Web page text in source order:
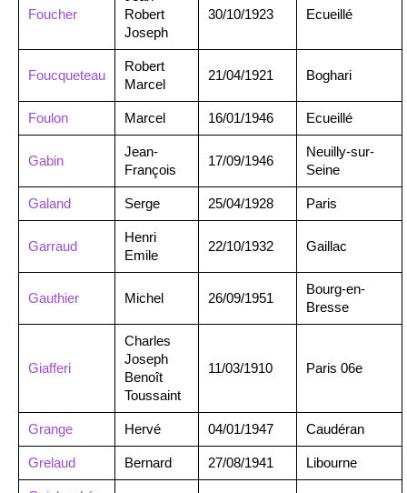
Foucher
Robert
Joseph
30/10/1923 Ecueillé
Foucqueteau
Robert
Marcel
21/04/1921 Boghari
Foulon Marcel 16/01/1946 Ecueillé
Gabin
Jean-
François
17/09/1946
Neuilly-sur-
Seine
Galand Serge 25/04/1928 Paris
Garraud
Henri
Emile
22/10/1932 Gaillac
Gauthier Michel 26/09/1951
Bourg-en-
Bresse
Giafferi
Charles
Joseph
Benoît
Toussaint
11/03/1910 Paris 06e
Grange Hervé 04/01/1947 Caudéran
Grelaud Bernard 27/08/1941 Libourne